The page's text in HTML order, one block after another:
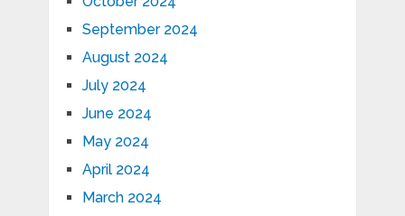
September 2024
August 2024
July 2024
June 2024
May 2024
April 2024
March 2024